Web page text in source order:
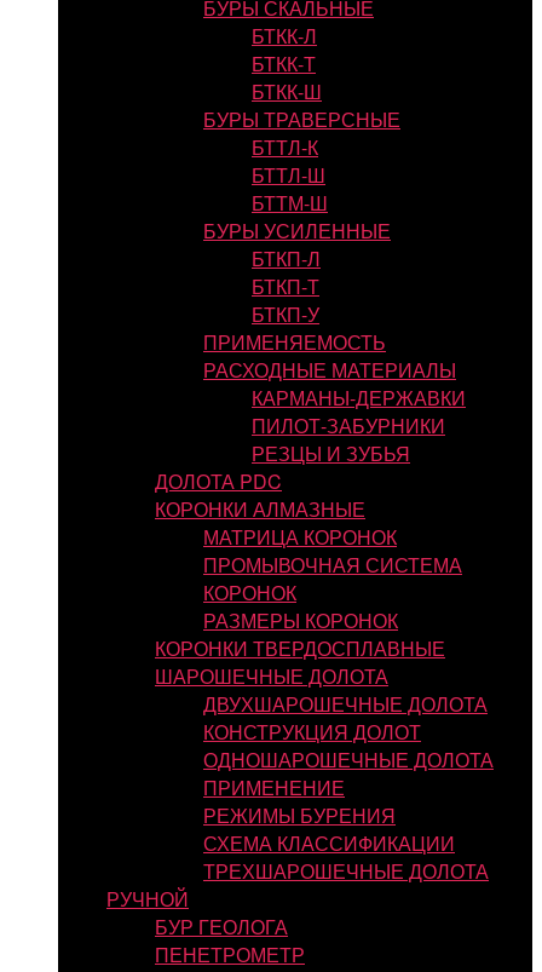
БУРЫ СКАЛЬНЫЕ
БТКК-Л
БТКК-Т
БТКК-Ш
БУРЫ ТРАВЕРСНЫЕ
БТТЛ-К
БТТЛ-Ш
БТТМ-Ш
БУРЫ УСИЛЕННЫЕ
БТКП-Л
БТКП-Т
БТКП-У
ПРИМЕНЯЕМОСТЬ
РАСХОДНЫЕ МАТЕРИАЛЫ
КАРМАНЫ-ДЕРЖАВКИ
ПИЛОТ-ЗАБУРНИКИ
РЕЗЦЫ И ЗУБЬЯ
ДОЛОТА PDC
КОРОНКИ АЛМАЗНЫЕ
МАТРИЦА КОРОНОК
ПРОМЫВОЧНАЯ СИСТЕМА
КОРОНОК
РАЗМЕРЫ КОРОНОК
КОРОНКИ ТВЕРДОСПЛАВНЫЕ
ШАРОШЕЧНЫЕ ДОЛОТА
ДВУХШАРОШЕЧНЫЕ ДОЛОТА
КОНСТРУКЦИЯ ДОЛОТ
ОДНОШАРОШЕЧНЫЕ ДОЛОТА
ПРИМЕНЕНИЕ
РЕЖИМЫ БУРЕНИЯ
СХЕМА КЛАССИФИКАЦИИ
ТРЕХШАРОШЕЧНЫЕ ДОЛОТА
РУЧНОЙ
БУР ГЕОЛОГА
ПЕНЕТРОМЕТР